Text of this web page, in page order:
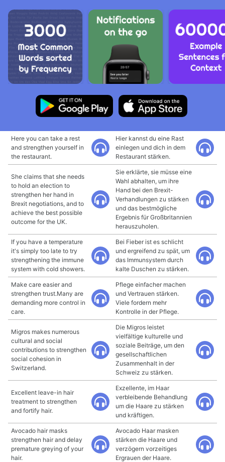
Here you can take a rest
and strengthen yourself in
the restaurant.
Hier kannst du eine Rast
einlegen und dich in dem
Restaurant stärken.
She claims that she needs
to hold an election to
strengthen her hand in
Brexit negotiations, and to
achieve the best possible
outcome for the UK.
Sie erklärte, sie müsse eine
Wahl abhalten, um ihre
Hand bei den Brexit-
Verhandlungen zu stärken
und das bestmögliche
Ergebnis für Großbritannien
herauszuholen.
If you have a temperature
it's simply too late to try
strengthening the immune
system with cold showers.
Bei Fieber ist es schlicht
und ergreifend zu spät, um
das Immunsystem durch
kalte Duschen zu stärken.
Make care easier and
strengthen trust.Many are
demanding more control in
care.
Pflege einfacher machen
und Vertrauen stärken.
Viele fordern mehr
Kontrolle in der Pflege.
Migros makes numerous
cultural and social
contributions to strengthen
social cohesion in
Switzerland.
Die Migros leistet
vielfältige kulturelle und
soziale Beiträge, um den
gesellschaftlichen
Zusammenhalt in der
Schweiz zu stärken.
Excellent leave-in hair
treatment to strengthen
and fortify hair.
Exzellente, im Haar
verbleibende Behandlung
um die Haare zu stärken
und kräftigen.
Avocado hair masks
strengthen hair and delay
premature greying of your
hair.
Avocado Haar masken
stärken die Haare und
verzögern vorzeitiges
Ergrauen der Haare.